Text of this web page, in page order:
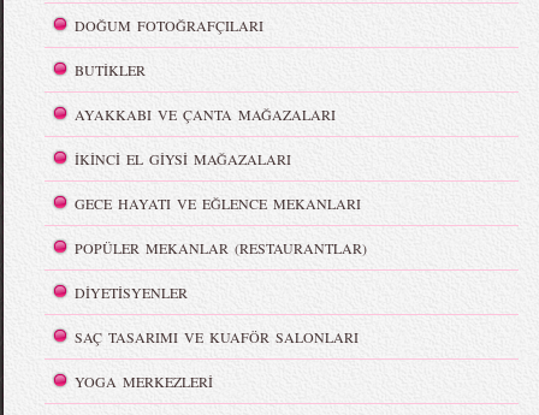
DOĞUM FOTOĞRAFÇILARI
BUTİKLER
AYAKKABI VE ÇANTA MAĞAZALARI
İKİNCİ EL GİYSİ MAĞAZALARI
GECE HAYATI VE EĞLENCE MEKANLARI
POPÜLER MEKANLAR (RESTAURANTLAR)
DİYETİSYENLER
SAÇ TASARIMI VE KUAFÖR SALONLARI
YOGA MERKEZLERİ